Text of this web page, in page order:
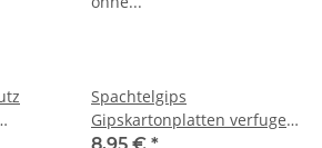
Spachtelgips
Gipskartonplatten verfugen
ohne Armierungsbänder